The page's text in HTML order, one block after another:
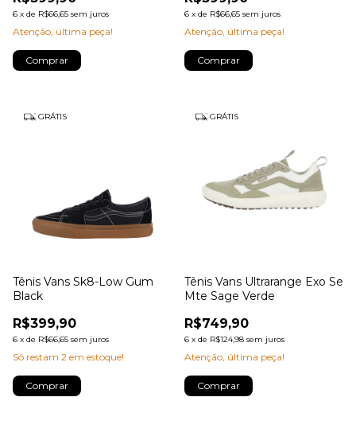
6 x de R$66,65 sem juros
Atenção, última peça!
Comprar
6 x de R$66,65 sem juros
Atenção, última peça!
Comprar
GRÁTIS
Tênis Vans Sk8-Low Gum
Black
R$399,90
6 x de R$66,65 sem juros
Só restam 2 em estoque!
Comprar
GRÁTIS
Tênis Vans Ultrarange Exo Se
Mte Sage Verde
R$749,90
6 x de R$124,98 sem juros
Atenção, última peça!
Comprar